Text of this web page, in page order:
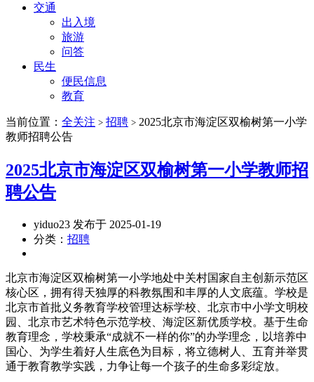
交通
出入境
旅游
问答
民生
便民信息
教育
当前位置： 全关注 > 招聘 > 2025北京市海淀区双榆树第一小学
教师招聘公告
2025北京市海淀区双榆树第一小学教师招
聘公告
yiduo23 发布于 2025-01-19
分类： 招聘
北京市海淀区双榆树第一小学地处中关村国家自主创新示范区
核心区，拥有得天独厚的科教氛围和丰厚的人文底蕴。学校是
北京市首批义务教育学校管理达标学校、北京市中小学文明校
园、北京市艺术特色示范学校、海淀区新优质学校。基于生命
教育理念，学校秉承“成就不一样的你”的办学理念，以培养中
国心、为学生着好人生底色为目标，将立德树人、五育并举贯
通于教育教学实践，力争让每一个孩子的生命多彩绽放。